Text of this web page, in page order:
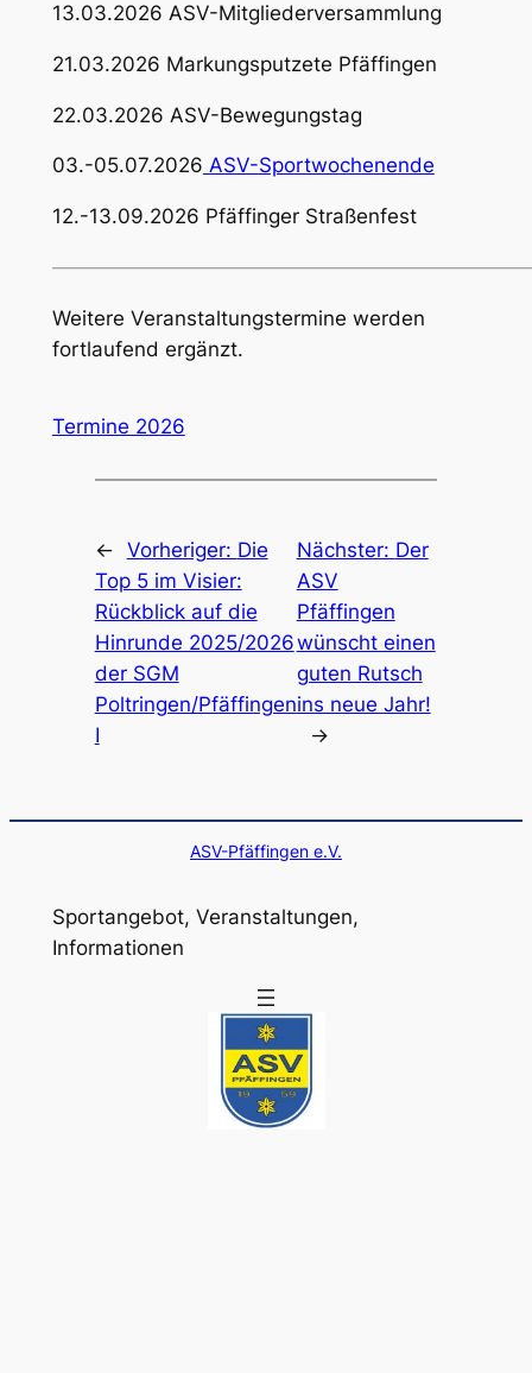
13.03.2026 ASV-Mitgliederversammlung
21.03.2026 Markungsputzete Pfäffingen
22.03.2026 ASV-Bewegungstag
03.-05.07.2026 ASV-Sportwochenende
12.-13.09.2026 Pfäffinger Straßenfest
Weitere Veranstaltungstermine werden
fortlaufend ergänzt.
Termine 2026
← Vorheriger: Die
Top 5 im Visier:
Rückblick auf die
Hinrunde 2025/2026
der SGM
Poltringen/Pfäffingen
I
Nächster: Der
ASV
Pfäffingen
wünscht einen
guten Rutsch
ins neue Jahr!
→
ASV-Pfäffingen e.V.
Sportangebot, Veranstaltungen,
Informationen